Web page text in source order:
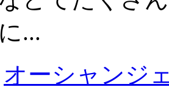
...
オーシャンジ